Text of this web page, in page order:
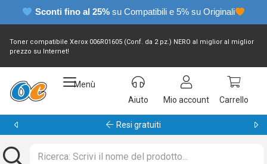
Sconti fino al 25% su Compatibili e 5% su Originali
Toner compatibile Xerox 006R01605 (Conf. da 2 pz.) NERO al miglior al miglior
prezzo su Internet!
Menù
Aiuto
Mio account Carrello
Garanzia 24 mesi